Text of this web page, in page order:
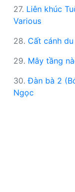
27. Liên khúc
Various
28. Cất cánh
29. Mây tầng
30.Đàn bà 2
Ngọc